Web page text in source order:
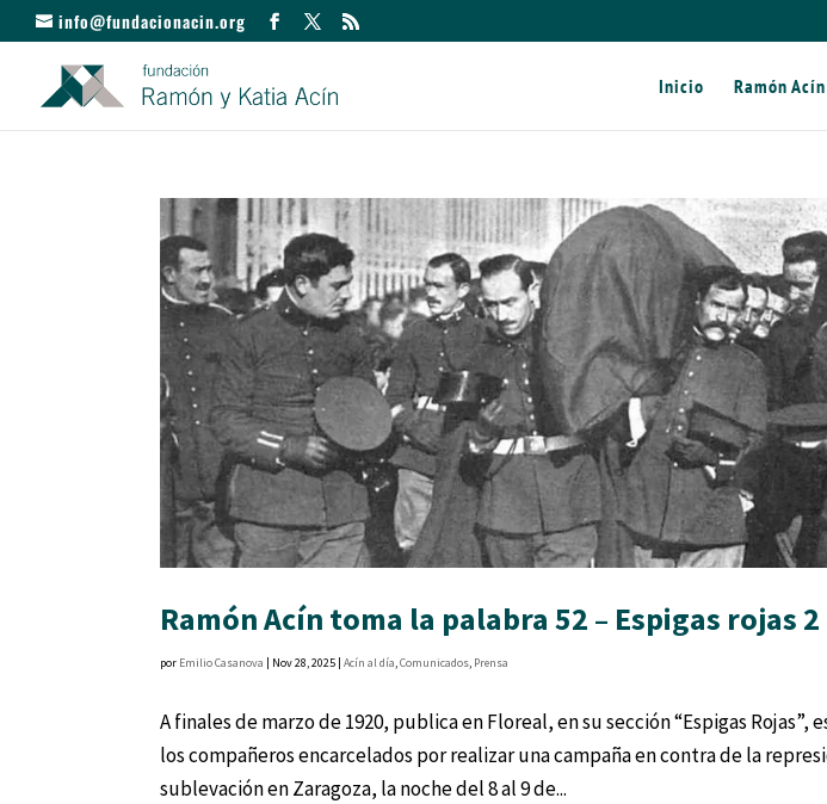
info@fundacionacin.org
Inicio Ramón Acín
Ramón Acín toma la palabra 52 – Espigas rojas 2
por Emilio Casanova Nov 28, 2025 |Acín al día,Comunicados, Prensa
A finales de marzo de 1920, publica en Floreal, en su sección “Espigas
los compañeros encarcelados por realizar una campaña en contra de la
sublevación en Zaragoza, la noche del 8 al 9 de...